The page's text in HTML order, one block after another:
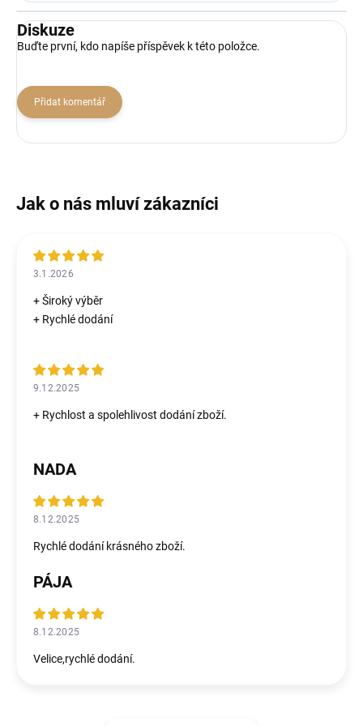
Diskuze
Buďte první, kdo napíše příspěvek k této položce.
Přidat komentář
3.1.2026
+ Široký výběr
+ Rychlé dodání
9.12.2025
+ Rychlost a spolehlivost dodání zboží.
NADA
8.12.2025
Rychlé dodání krásného zboží.
PÁJA
8.12.2025
Velice,rychlé dodání.